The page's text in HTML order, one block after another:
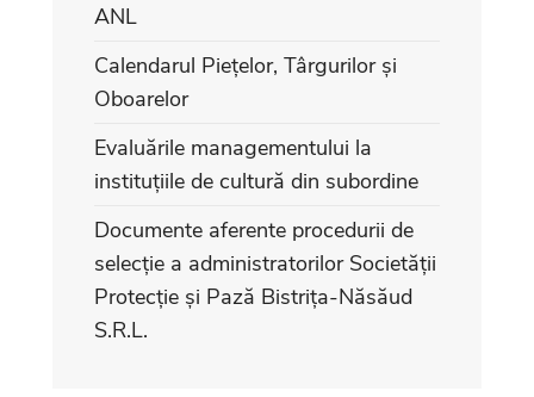
ANL
Calendarul Piețelor, Târgurilor și
Oboarelor
Evaluările managementului la
instituțiile de cultură din subordine
Documente aferente procedurii de
selecție a administratorilor Societății
Protecție și Pază Bistrița-Năsăud
S.R.L.